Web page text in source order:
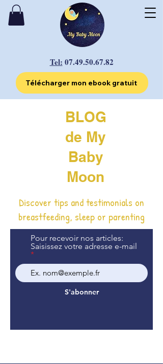
Tel: 07.49.50.67.82
Télécharger mon ebook gratuit
BLOG
de My
Baby
Moon
Discover tips and testimonials on
breastfeeding, sleep or parenting
Pour recevoir nos articles:
Saisissez votre adresse e-mail
S'abonner